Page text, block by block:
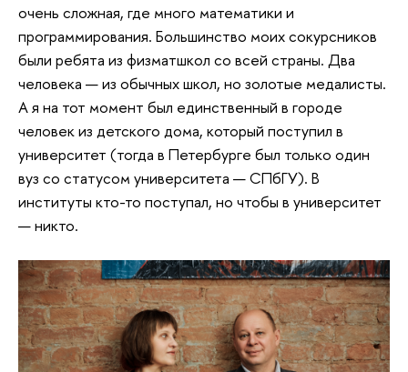
очень сложная, где много математики и
программирования. Большинство моих сокурсников
были ребята из физматшкол со всей страны. Два
человека — из обычных школ, но золотые медалисты.
А я на тот момент был единственный в городе
человек из детского дома, который поступил в
университет (тогда в Петербурге был только один
вуз со статусом университета — СПбГУ). В
институты кто-то поступал, но чтобы в университет
— никто.